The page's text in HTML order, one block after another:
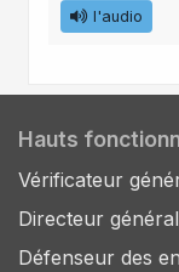
l'audio
Hauts
Vérificateur
Directeur
Défenseur des